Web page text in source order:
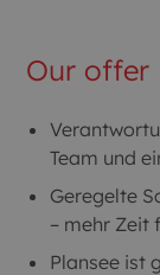
Our offer
Team und
Geregelte
– mehr Zeit
Plansee ist